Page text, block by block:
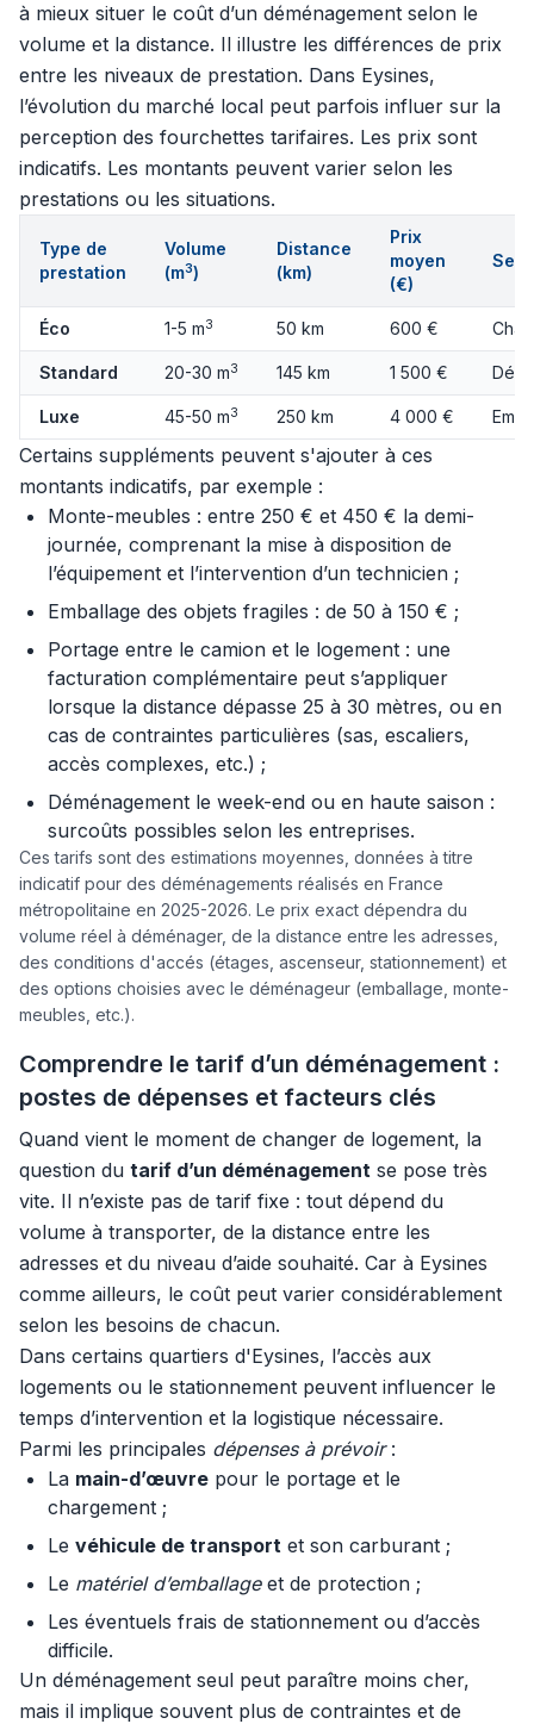
à mieux situer le coût d’un déménagement selon le
volume et la distance. Il illustre les différences de prix
entre les niveaux de prestation. Dans Eysines,
l’évolution du marché local peut parfois influer sur la
perception des fourchettes tarifaires. Les prix sont
indicatifs. Les montants peuvent varier selon les
prestations ou les situations.
Type de
prestation
Volume
(m3)
Distance
(km)
Prix
moyen
(€)
Éco 1-5 m3 50 km 600 €
Standard 20-30 m3 145 km 1 500 €
Luxe 45-50 m3 250 km 4 000 €
Certains suppléments peuvent s'ajouter à ces
montants indicatifs, par exemple :
Monte-meubles : entre 250 € et 450 € la demi-
journée, comprenant la mise à disposition de
l’équipement et l’intervention d’un technicien ;
Emballage des objets fragiles : de 50 à 150 € ;
Portage entre le camion et le logement : une
facturation complémentaire peut s’appliquer
lorsque la distance dépasse 25 à 30 mètres, ou en
cas de contraintes particulières (sas, escaliers,
accès complexes, etc.) ;
Déménagement le week-end ou en haute saison :
surcoûts possibles selon les entreprises.
Ces tarifs sont des estimations moyennes, données à titre
indicatif pour des déménagements réalisés en France
métropolitaine en 2025-2026. Le prix exact dépendra du
volume réel à déménager, de la distance entre les adresses,
des conditions d'accés (étages, ascenseur, stationnement) et
des options choisies avec le déménageur (emballage, monte-
meubles, etc.).
Comprendre le tarif d’un déménagement :
postes de dépenses et facteurs clés
Quand vient le moment de changer de logement, la
question du tarif d’un déménagement se pose très
vite. Il n’existe pas de tarif fixe : tout dépend du
volume à transporter, de la distance entre les
adresses et du niveau d’aide souhaité. Car à Eysines
comme ailleurs, le coût peut varier considérablement
selon les besoins de chacun.
Dans certains quartiers d'Eysines, l’accès aux
logements ou le stationnement peuvent influencer le
temps d’intervention et la logistique nécessaire.
Parmi les principales dépenses à prévoir:
La main-d’œuvre pour le portage et le
chargement ;
Le véhicule de transport et son carburant ;
Le matériel d’emballageet de protection ;
Les éventuels frais de stationnement ou d’accès
difficile.
Un déménagement seul peut paraître moins cher,
mais il implique souvent plus de contraintes et de